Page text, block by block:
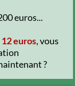
euros...
12 euros, vous
?